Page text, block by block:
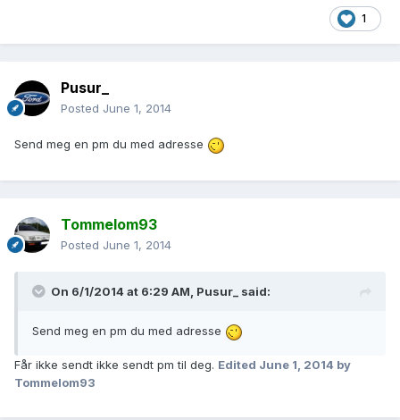
1
Pusur_
Posted June 1, 2014
Send meg en pm du med adresse
Tommelom93
Posted June 1, 2014
On 6/1/2014 at 6:29 AM, Pusur_ said:
Send meg en pm du med adresse
Får ikke sendt ikke sendt pm til deg. Edited June 1, 2014 by
Tommelom93